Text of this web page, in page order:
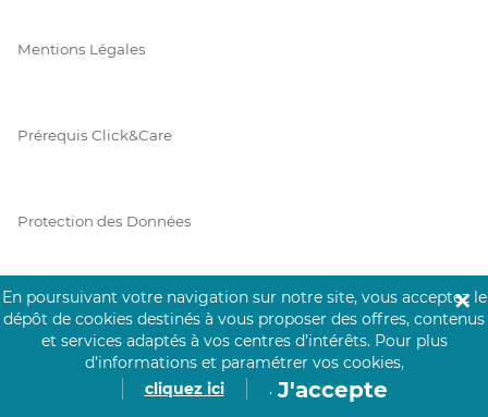
Mentions Légales
Prérequis Click&Care
Protection des Données
Vie Privée
PAIEMENT SÉCURISÉ
En poursuivant votre navigation sur notre site, vous acceptez le
dépôt de cookies destinés à vous proposer des offres, contenus
et services adaptés à vos centres d’intérêts. Pour plus
d’informations et paramétrer vos cookies,
cliquez ici
. J'accepte
✕